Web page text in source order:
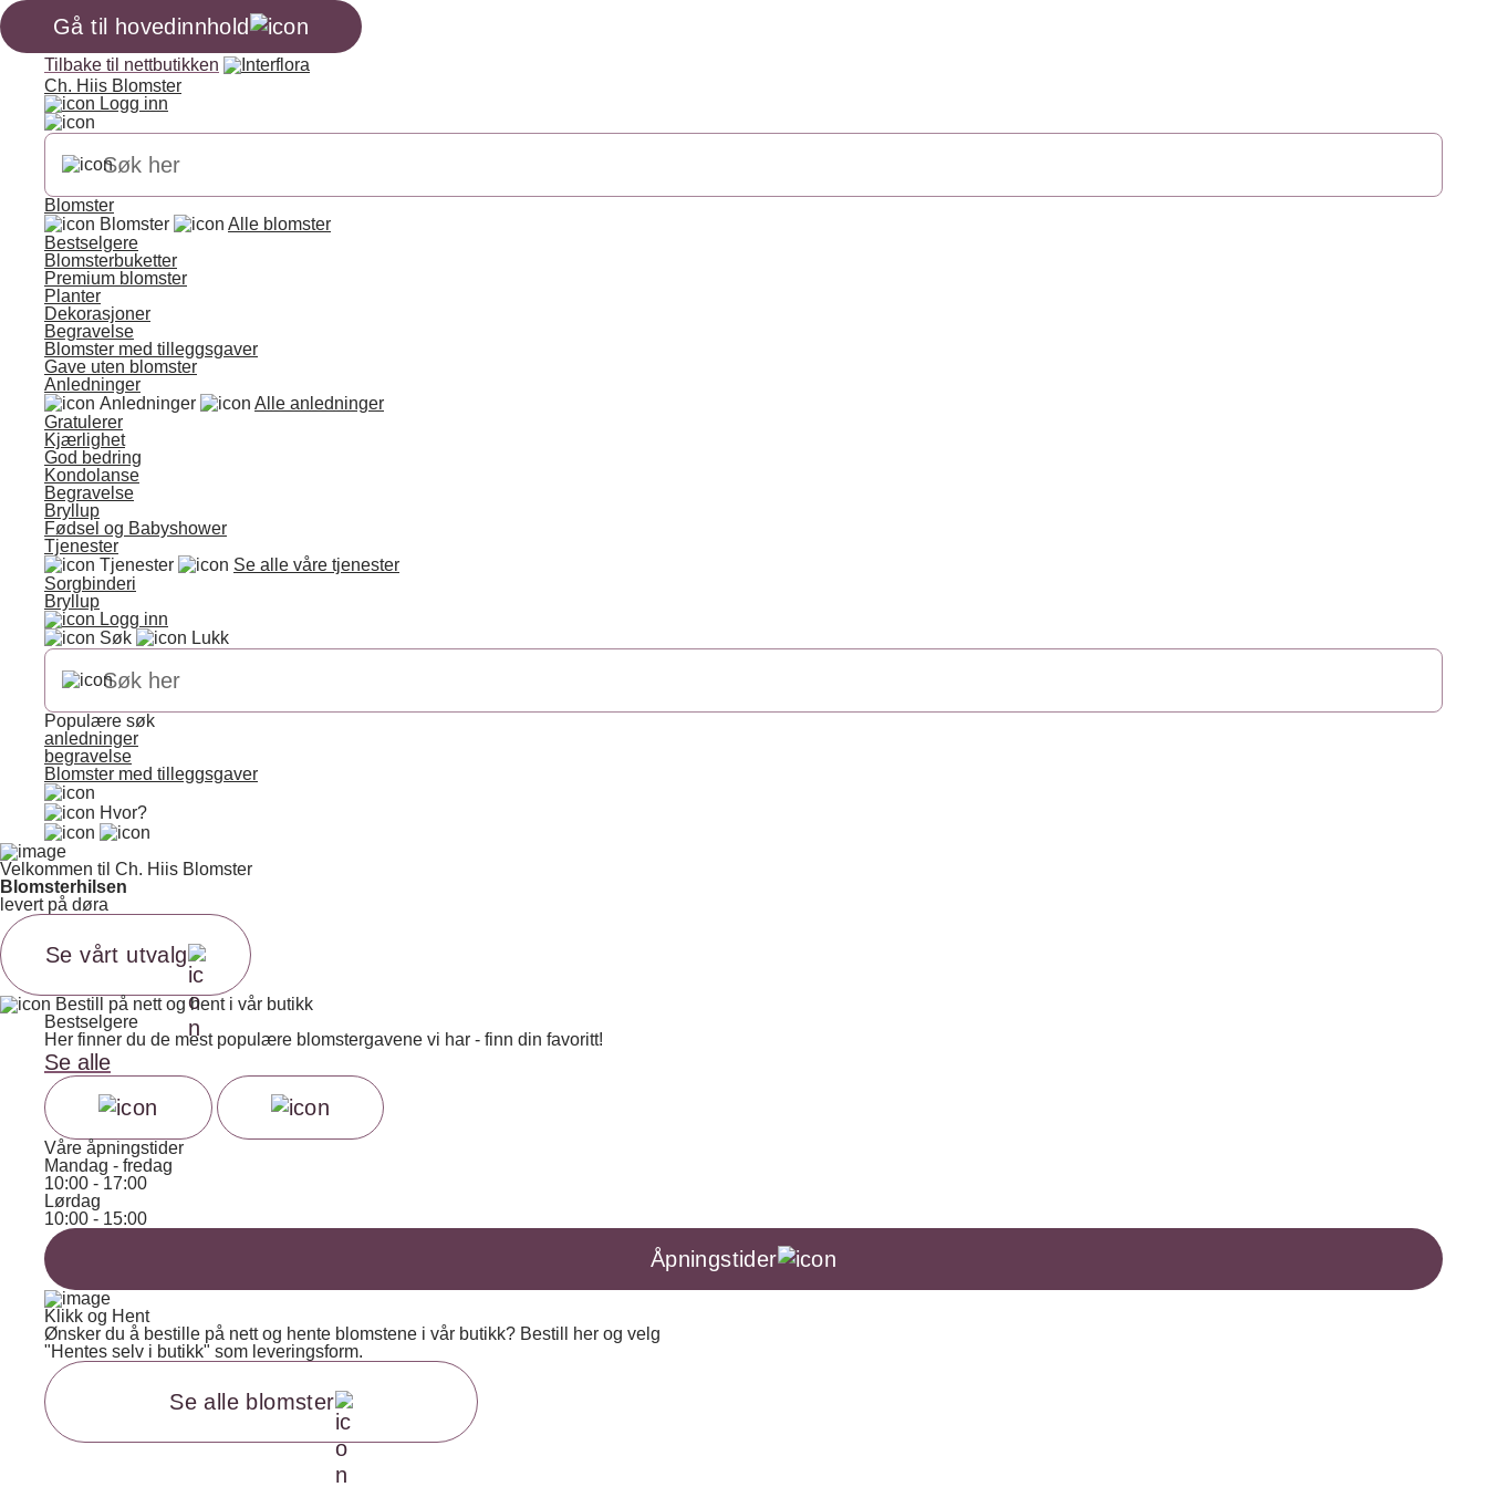
Gå til hovedinnhold
Tilbake til nettbutikken
Ch. Hiis Blomster
Logg inn
Blomster
Blomster
Alle blomster
Bestselgere
Blomsterbuketter
Premium blomster
Planter
Dekorasjoner
Begravelse
Blomster med tilleggsgaver
Gave uten blomster
Anledninger
Anledninger
Alle anledninger
Gratulerer
Kjærlighet
God bedring
Kondolanse
Begravelse
Bryllup
Fødsel og Babyshower
Tjenester
Tjenester
Se alle våre tjenester
Sorgbinderi
Bryllup
Logg inn
Søk
Lukk
Populære søk
anledninger
begravelse
Blomster med tilleggsgaver
Hvor?
Velkommen til Ch. Hiis Blomster
Blomsterhilsen
levert på døra
Se vårt utvalg
Bestill på nett og hent i vår butikk
Bestselgere
Her finner du de mest populære blomstergavene vi har - finn din favoritt!
Se alle
Våre åpningstider
Mandag - fredag
10:00 - 17:00
Lørdag
10:00 - 15:00
Åpningstider
Klikk og Hent
Ønsker du å bestille på nett og hente blomstene i vår butikk? Bestill her og velg
"Hentes selv i butikk" som leveringsform.
Se alle blomster